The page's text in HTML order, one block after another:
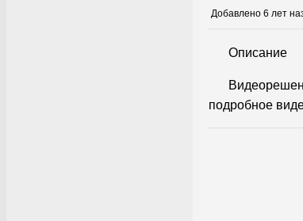
Добавлено 6 лет
Описание
подробное